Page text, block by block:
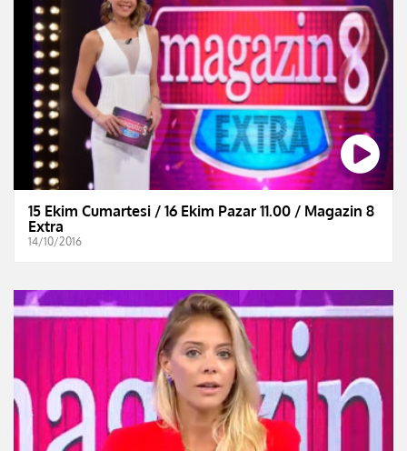
15 Ekim Cumartesi / 16 Ekim Pazar 11.00 / Magazin 8
Extra
14/10/2016